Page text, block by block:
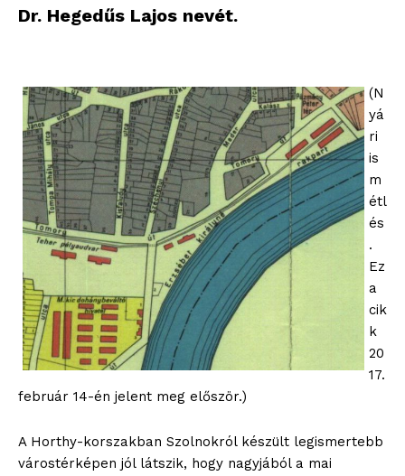
Dr. Hegedűs Lajos nevét.
(N
yá
ri
is
m
étl
és
.
Ez
a
cik
k
20
17.
február 14-én jelent meg először.)
A Horthy-korszakban Szolnokról készült legismertebb
várostérképen jól látszik, hogy nagyjából a mai